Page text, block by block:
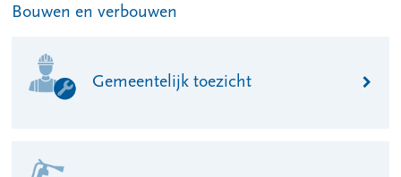
Bouwen en verbouwen
Gemeentelijk toezicht